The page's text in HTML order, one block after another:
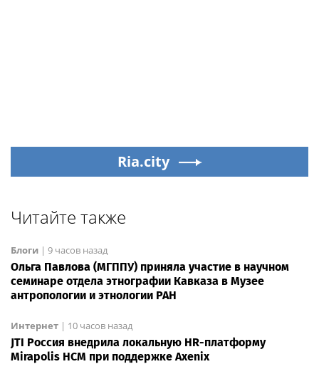
Ria.city
Читайте также
Блоги | 9 часов назад
Ольга Павлова (МГППУ) приняла участие в научном
семинаре отдела этнографии Кавказа в Музее
антропологии и этнологии РАН
Интернет | 10 часов назад
JTI Россия внедрила локальную HR-платформу
Mirapolis HCM при поддержке Axenix